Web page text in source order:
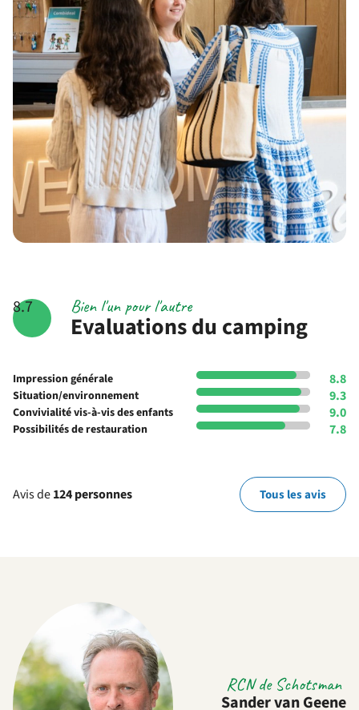
8.7
Evaluations du camping
Bien l'un pour l'autre
Impression générale 8.8
Situation/environnement 9.3
Convivialité vis-à-vis des enfants 9.0
Possibilités de restauration 7.8
Avis de124 personnes Tous les avis
RCN de Schotsman
Sander van Geene